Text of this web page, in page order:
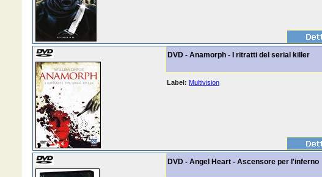
DVD - Anamorph - I ritratti del serial killer
Label: Multivision
DVD - Angel Heart - Ascensore per l'inferno